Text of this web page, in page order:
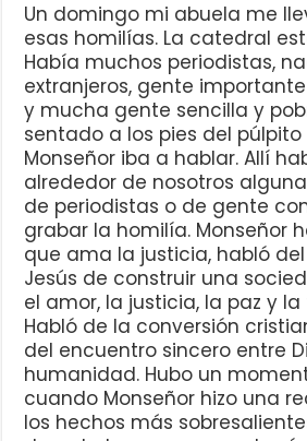
Un domingo mi abuela me
esas homilías. La catedral
Había muchos periodistas,
extranjeros, gente
y mucha gente sencilla y
sentado a los pies del
Monseñor iba a hablar. Allí
alrededor de nosotros
de periodistas o de gente
grabar la homilía. Monseñor
que ama la justicia, habló
Jesús de construir una
el amor, la justicia, la paz y
Habló de la conversión
del encuentro sincero entre
humanidad. Hubo un
cuando Monseñor hizo una
los hechos más